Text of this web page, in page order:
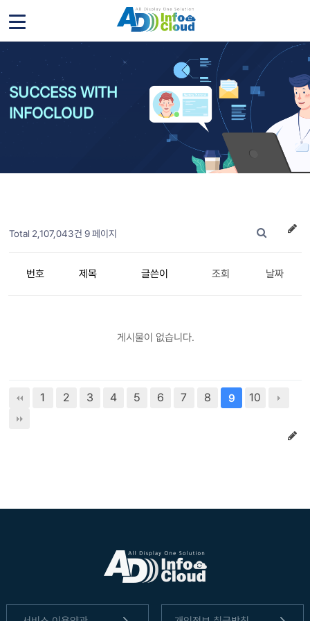
SUCCESS WITH
INFOCLOUD
Total 2,107,043건 9 페이지
번호 제목 글쓴이 조회 날짜
게시물이 없습니다.
1 2 3 4 5 6 7 8 9 10